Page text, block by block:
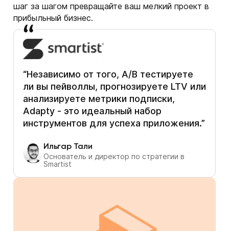
шаг за шагом превращайте ваш мелкий проект в
прибыльный бизнес.
“Независимо от того, A/B тестируете
ли вы пейволлы, прогнозируете LTV или
анализируете метрики подписки,
Adapty - это идеальный набор
инструментов для успеха приложения.”
Ильгар Тали
Основатель и директор по стратегии в
Smartist